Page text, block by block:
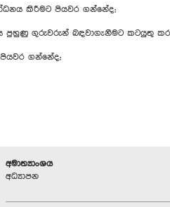
කිරීමට පියවර ගන්නේද;
පුහුණු ගුරුවරුන් බඳවාගැනීමට කටයුතු
ගන්නේද;
අමාත්‍යාංශය
අධ්‍යාපන